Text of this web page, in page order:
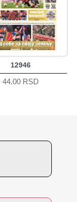
12946
44.00 RSD